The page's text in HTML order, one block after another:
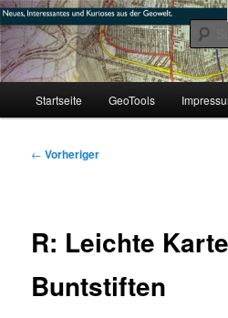
Zum
primären
Inhalt
springen#geoObserver
mikeE's GeoBlog
Startseite GeoTools
Beitragsnavigation
← Vorheriger
R: Leichte
Buntstiften